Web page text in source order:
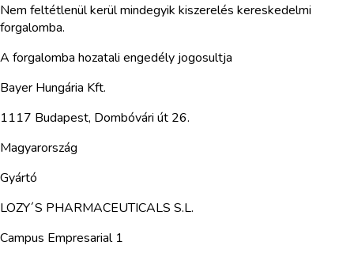
Nem feltétlenül kerül mindegyik kiszerelés kereskedelmi
forgalomba.
A forgalomba hozatali engedély jogosultja
Bayer Hungária Kft.
1117 Budapest, Dombóvári út 26.
Magyarország
Gyártó
LOZY´S PHARMACEUTICALS S.L.
Campus Empresarial 1